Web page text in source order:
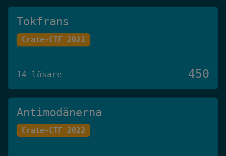
Tokfrans
Crate-CTF 2021
14 lösare 450
Antimodänerna
Crate-CTF 2022